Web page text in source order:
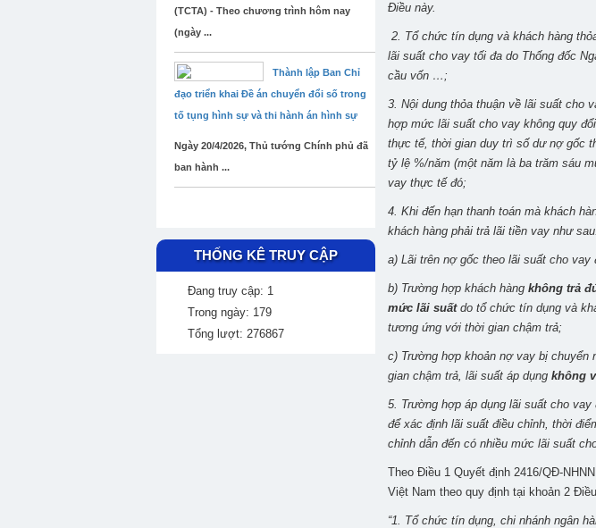
(TCTA) - Theo chương trình hôm nay
(ngày ...
Thành lập Ban Chỉ
đạo triển khai Đề án chuyển đổi số trong
tố tụng hình sự và thi hành án hình sự
Ngày 20/4/2026, Thủ tướng Chính phủ đã
ban hành ...
THỐNG KÊ TRUY CẬP
Đang truy cập: 1
Trong ngày: 179
Tổng lượt: 276867
Điều này.
2. Tổ chức tín dụng và khách hàng
lãi suất cho vay tối đa do Thống đốc
cầu vốn …;
3. Nội dung thỏa thuận về lãi suất cho
hợp mức lãi suất cho vay không quy
thực tế, thời gian duy trì số dư nợ gốc
tỷ lệ %/năm (một năm là ba trăm sáu
vay thực tế đó;
4. Khi đến hạn thanh toán mà khách
khách hàng phải trả lãi tiền vay như
a) Lãi trên nợ gốc theo lãi suất cho
b) Trường hợp khách hàng không trả
mức lãi suấtdo tổ chức tín dụng và
tương ứng với thời gian chậm trả;
c) Trường hợp khoản nợ vay bị
gian chậm trả, lãi suất áp dụng không
5. Trường hợp áp dụng lãi suất cho
để xác định lãi suất điều chỉnh, thời
chỉnh dẫn đến có nhiều mức lãi suất
Theo Điều 1 Quyết định 2416/QĐ-
Việt Nam theo quy định tại khoản 2
“1. Tổ chức tín dụng, chi nhánh ngân